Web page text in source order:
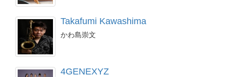
Takafumi Kawashima
かわ島崇文
4GENEXYZ